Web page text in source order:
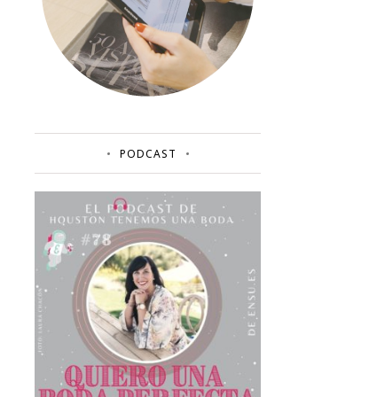
PODCAST